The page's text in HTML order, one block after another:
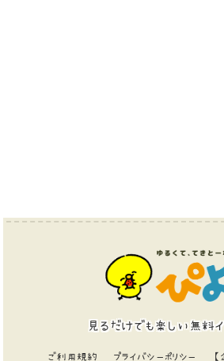
見るだけでも楽しい無料
ご利用規約 プライバシーポリシー